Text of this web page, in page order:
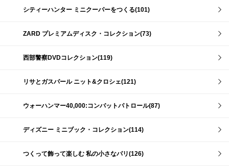
シティーハンター ミニクーパーをつくる(101)
ZARD プレミアムディスク・コレクション(73)
西部警察DVDコレクション(119)
リサとガスパール ニット&クロシェ(121)
ウォーハンマー40,000:コンバットパトロール(87)
ディズニー ミニブック・コレクション(114)
つくって飾って楽しむ 私の小さなパリ(126)